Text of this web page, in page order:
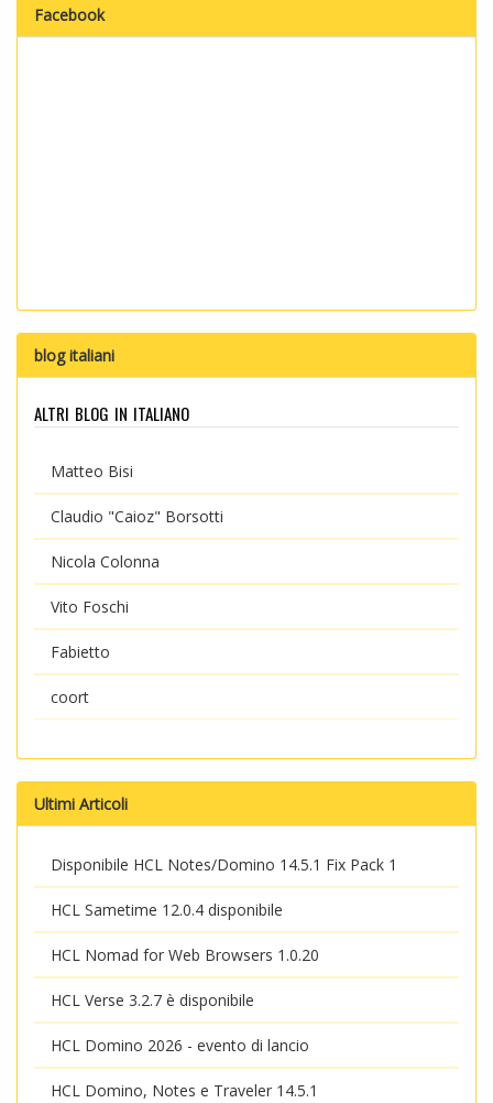
Facebook
blog italiani
altri blog in italiano
Matteo Bisi
Claudio "Caioz" Borsotti
Nicola Colonna
Vito Foschi
Fabietto
coort
Ultimi Articoli
Disponibile HCL Notes/Domino 14.5.1 Fix Pack 1
HCL Sametime 12.0.4 disponibile
HCL Nomad for Web Browsers 1.0.20
HCL Verse 3.2.7 è disponibile
HCL Domino 2026 - evento di lancio
HCL Domino, Notes e Traveler 14.5.1